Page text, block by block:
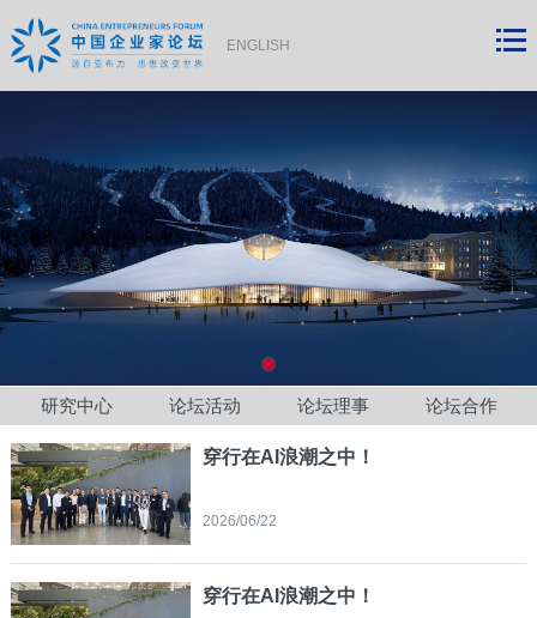
ENGLISH
研究中心 论坛活动 论坛理事 论坛合作
穿行在AI浪潮之中！
2026/06/22
穿行在AI浪潮之中！